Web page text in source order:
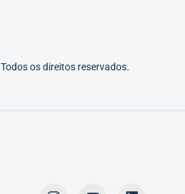
Todos os direitos reservados.